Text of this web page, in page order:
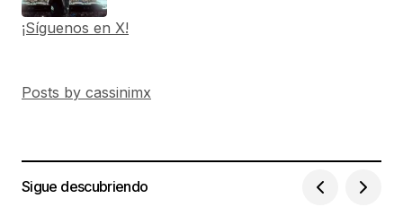
¡Síguenos en X!
Posts by cassinimx
Sigue descubriendo